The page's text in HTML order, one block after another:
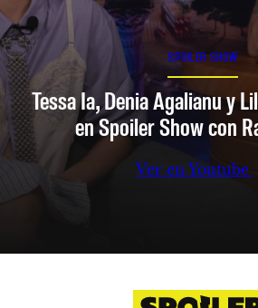
SPOILER SHOW
Tessa Ia, Denia Agalianu y
en Spoiler Show con
Ver en Youtube